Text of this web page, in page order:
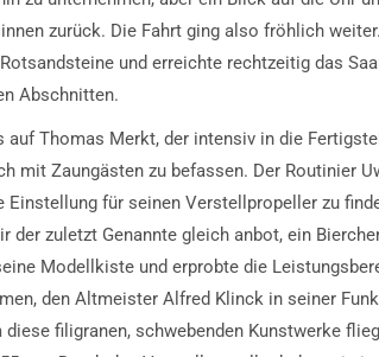
zurück. Die Fahrt ging also fröhlich
und erreichte rechtzeitig das
Abschnitten.
Thomas Merkt, der intensiv in die
mit Zaungästen zu befassen. Der Routinier
für seinen Verstellpropeller zu
der zuletzt Genannte gleich anbot, ein
Modellkiste und erprobte die
den Altmeister Alfred Klinck in seiner
filigranen, schwebenden Kunstwerke